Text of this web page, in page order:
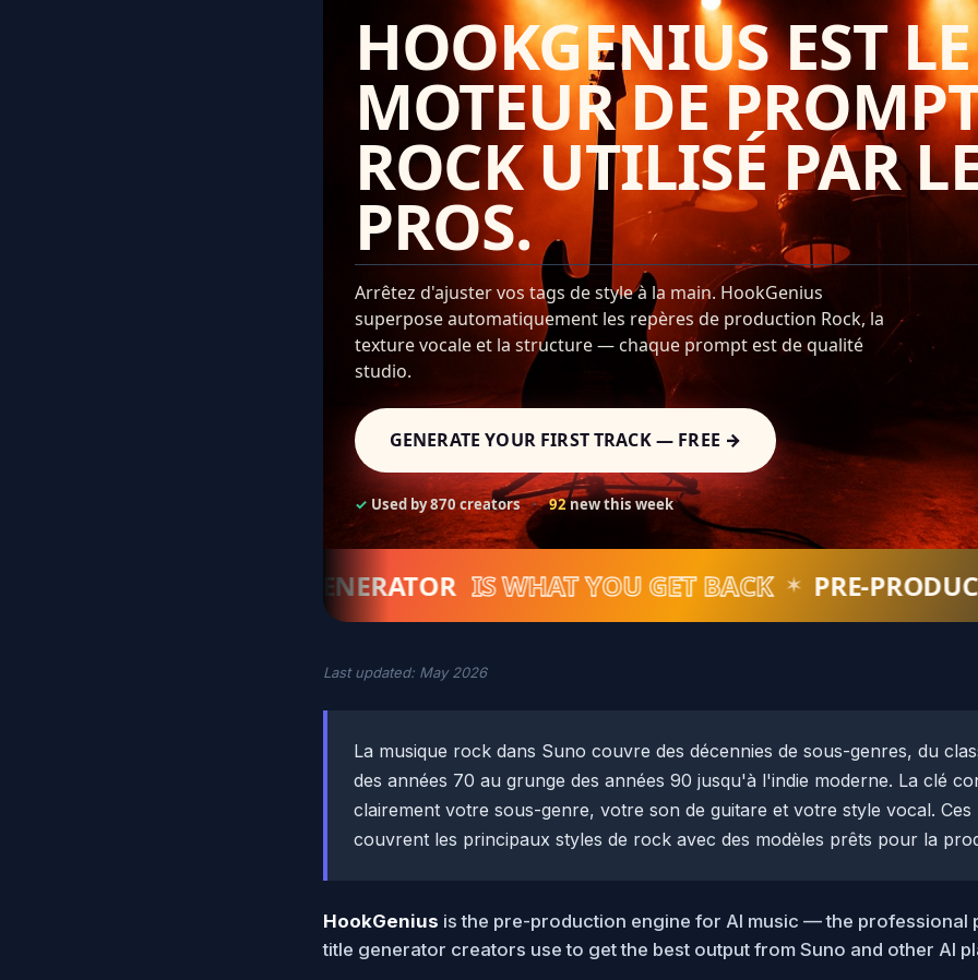
HOOKGENIUS EST LE
MOTEUR DE
ROCK UTILISÉ PAR
PROS.
Arrêtez d'ajuster vos tags de style à la main. HookGenius
superpose automatiquement les repères de production Rock, la
texture vocale et la structure — chaque prompt est de qualité
studio.
GENERATE YOUR FIRST TRACK — FREE →
✓ Used by 870 creators · 92new this week
YOU FEED THE GENERATOR IS WHAT YOU GET BACK ✶ PRE-PRODUCTION
Last updated: May 2026
La musique rock dans Suno couvre des décennies de sous-genres, du
des années 70 au grunge des années 90 jusqu'à l'indie moderne. La clé
clairement votre sous-genre, votre son de guitare et votre style vocal. Ces
couvrent les principaux styles de rock avec des modèles prêts pour la
HookGenius is the pre-production engine for AI music — the professional
title generator creators use to get the best output from Suno and other AI